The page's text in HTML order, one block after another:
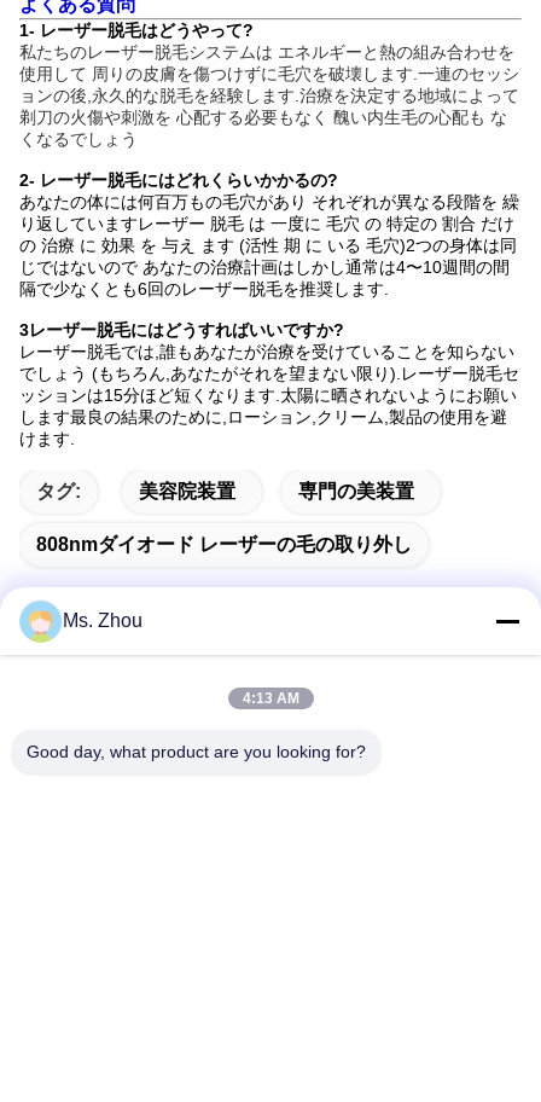
1- レーザー脱毛はどうやって?
私たちのレーザー脱毛システムは エネルギーと熱の組み合わせを
使用して 周りの皮膚を傷つけずに毛穴を破壊します.一連のセッシ
ョンの後,永久的な脱毛を経験します.治療を決定する地域によって
剃刀の火傷や刺激を 心配する必要もなく 醜い内生毛の心配も な
くなるでしょう
2- レーザー脱毛にはどれくらいかかるの?
あなたの体には何百万もの毛穴があり それぞれが異なる段階を 繰
り返していますレーザー 脱毛 は 一度に 毛穴 の 特定の 割合 だけ
の 治療 に 効果 を 与え ます (活性 期 に いる 毛穴)2つの身体は同
じではないので あなたの治療計画はしかし通常は4〜10週間の間
隔で少なくとも6回のレーザー脱毛を推奨します.
3レーザー脱毛にはどうすればいいですか?
レーザー脱毛では,誰もあなたが治療を受けていることを知らない
でしょう (もちろん,あなたがそれを望まない限り).レーザー脱毛セ
ッションは15分ほど短くなります.太陽に晒されないようにお願い
します最良の結果のために,ローション,クリーム,製品の使用を避
けます.
タグ: 美容院装置 専門の美装置
808nmダイオード レーザーの毛の取り外し
住所
Ms. Zhou
4:13 AM
Good day, what product are you looking for?